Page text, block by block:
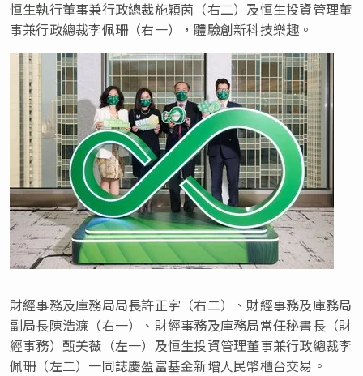
恒生執行董事兼行政總裁施穎茵（右二）及恒生投資管理董
事兼行政總裁李佩珊（右一），體驗創新科技樂趣。
財經事務及庫務局局長許正宇（右二）、財經事務及庫務局
副局長陳浩濂（右一）、財經事務及庫務局常任秘書長（財
經事務）甄美薇（左一）及恒生投資管理董事兼行政總裁李
佩珊（左二）一同誌慶盈富基金新增人民幣櫃台交易。